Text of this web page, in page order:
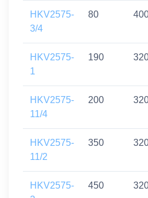
HKV2575-
3/4
80
HKV2575-
1
190
HKV2575-
11/4
200
HKV2575-
11/2
350
HKV2575-
450